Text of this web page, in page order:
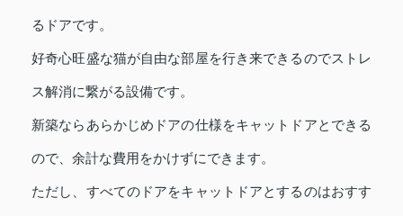
るドアです。
好奇心旺盛な猫が自由な部屋を行き来できるのでストレ
ス解消に繋がる設備です。
新築ならあらかじめドアの仕様をキャットドアとできる
ので、余計な費用をかけずにできます。
ただし、すべてのドアをキャットドアとするのはおすす